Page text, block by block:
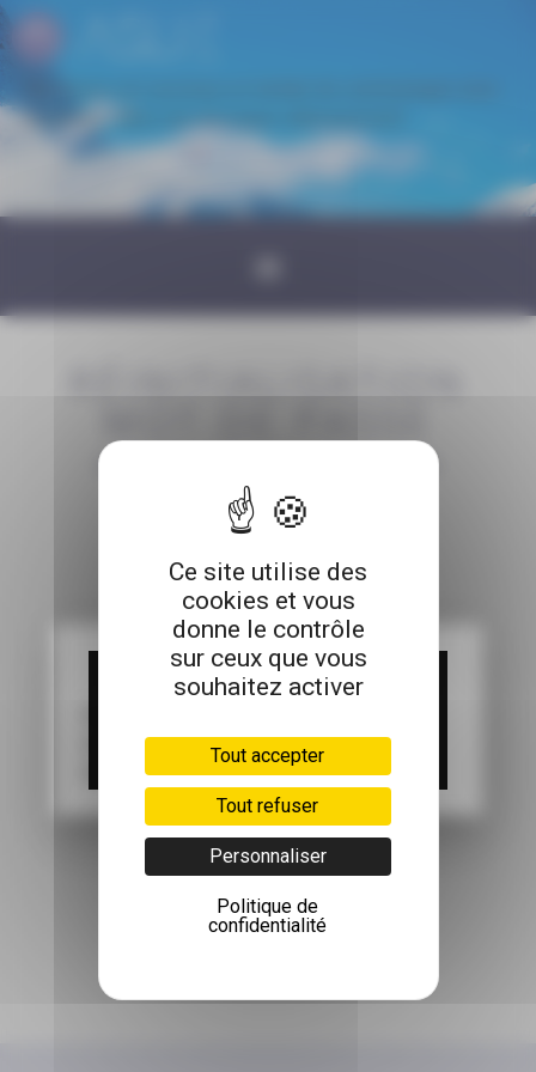
le serveur. Merci de réessayer ultérieurement
RÉINITIALISATION
Aslie
UNE ERREUR EST SURVENUE EN
SERVEUR. MERCI DE RÉESSAYER
ULTÉRIEUREMENT
communiquer avec le serveur. Merci de
réessayer ultérieurement
Panneau de gestion des cookies
Ce site utilise des
cookies et vous
donne le contrôle
sur ceux que vous
souhaitez activer
Tout accepter
Tout refuser
Personnaliser
Politique de
confidentialité